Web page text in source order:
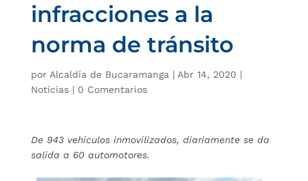
infracciones a la
norma de tránsito
por Alcaldía de Bucaramanga | Abr 14, 2020 |
Noticias| 0 Comentarios
De 943 vehículos inmovilizados, diariamente se da
salida a 60 automotores.